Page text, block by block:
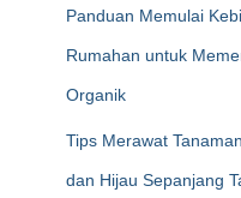
Panduan Memulai
Rumahan untuk
Organik
Tips Merawat
dan Hijau Sepanjang